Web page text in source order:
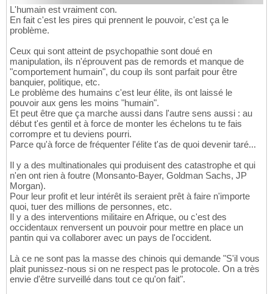
L'humain est vraiment con.
En fait c'est les pires qui prennent le pouvoir, c'est ça le
problème.
Ceux qui sont atteint de psychopathie sont doué en
manipulation, ils n'éprouvent pas de remords et manque de
"comportement humain", du coup ils sont parfait pour être
banquier, politique, etc.
Le problème des humains c'est leur élite, ils ont laissé le
pouvoir aux gens les moins "humain".
Et peut être que ça marche aussi dans l'autre sens aussi : au
début t'es gentil et à force de monter les échelons tu te fais
corrompre et tu deviens pourri.
Parce qu'à force de fréquenter l'élite t'as de quoi devenir taré...
Il y a des multinationales qui produisent des catastrophe et qui
n'en ont rien à foutre (Monsanto-Bayer, Goldman Sachs, JP
Morgan).
Pour leur profit et leur intérêt ils seraient prêt à faire n'importe
quoi, tuer des millions de personnes, etc.
Il y a des interventions militaire en Afrique, ou c'est des
occidentaux renversent un pouvoir pour mettre en place un
pantin qui va collaborer avec un pays de l'occident.
Là ce ne sont pas la masse des chinois qui demande "S'il vous
plait punissez-nous si on ne respect pas le protocole. On a très
envie d'être surveillé dans tout ce qu'on fait".